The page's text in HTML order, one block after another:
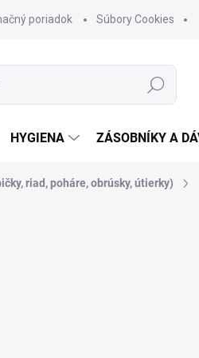
poriadok Súbory Cookies
Hľadať
HYGIENA ZÁSOBNÍKY A
riad, poháre, obrúsky, útierky)